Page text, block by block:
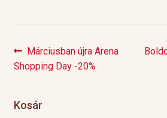
Bejegyzés
navigáció
Previous
post:
Márciusban újra Arena
Shopping Day -20%
Next
Kosár